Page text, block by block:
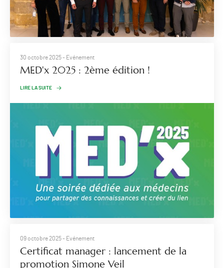
30 octobre 2025- Evénement
MED'x 2025 : 2ème édition !
LIRE LA SUITE
09 octobre 2025- Evénement
Certificat manager : lancement de la
promotion Simone Veil